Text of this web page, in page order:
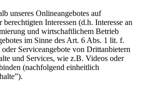
unseres Onlineangebotes auf
berechtigten Interessen (d.h. Interesse an
und wirtschaftlichem Betrieb
im Sinne des Art. 6 Abs. 1 lit. f.
Serviceangebote von Drittanbietern
und Services, wie z.B. Videos oder
(nachfolgend einheitlich